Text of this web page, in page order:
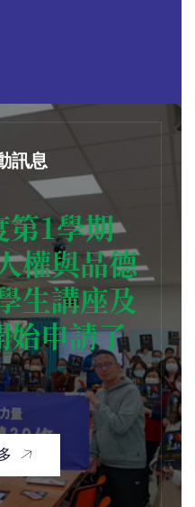
訊息
第1學期
權與品德
生講座及
始申請了